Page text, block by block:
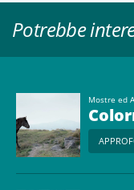
Potrebbe
Mostre ed